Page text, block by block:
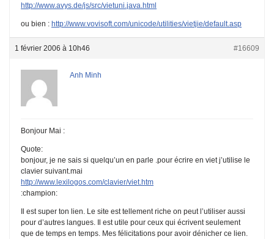
http://www.avys.de/js/src/vietuni.java.html
ou bien : http://www.vovisoft.com/unicode/utilities/vietjie/default.asp
1 février 2006 à 10h46 #16609
Anh Minh
Bonjour Mai :
Quote:
bonjour, je ne sais si quelqu’un en parle .pour écrire en viet j’utilise le
clavier suivant.mai
http://www.lexilogos.com/clavier/viet.htm
:champion:
Il est super ton lien. Le site est tellement riche on peut l’utiliser aussi
pour d’autres langues. Il est utile pour ceux qui écrivent seulement
que de temps en temps. Mes félicitations pour avoir dénicher ce lien.